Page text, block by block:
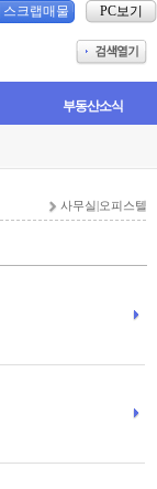
스크랩매물 PC보기
부동산소식
사무실|오피스텔